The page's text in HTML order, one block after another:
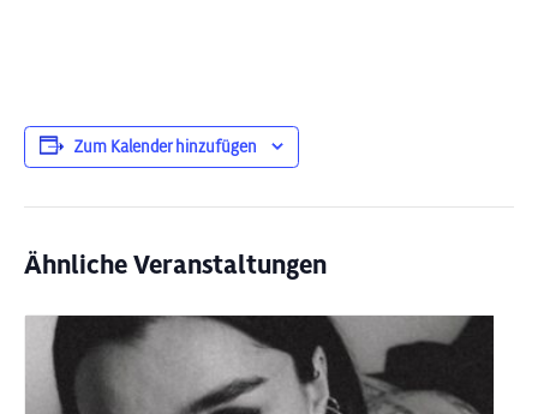
Zum Kalender hinzufügen
Ähnliche Veranstaltungen